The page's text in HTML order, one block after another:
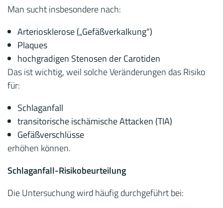
Man sucht insbesondere nach:
Arteriosklerose („Gefäßverkalkung“)
Plaques
hochgradigen Stenosen der Carotiden
Das ist wichtig, weil solche Veränderungen das Risiko
für:
Schlaganfall
transitorische ischämische Attacken (TIA)
Gefäßverschlüsse
erhöhen können.
Schlaganfall-Risikobeurteilung
Die Untersuchung wird häufig durchgeführt bei: